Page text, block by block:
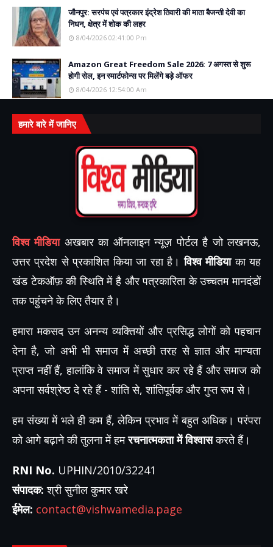
जौनपुर: सरपंच एवं पत्रकार इंद्रेश तिवारी की माता बैजन्ती देवी का
निधन, क्षेत्र में शोक की लहर
8/04/2026 02:41:00 Pm
Amazon Great Freedom Sale 2026: 7 अगस्त से शुरू
होगी सेल, इन स्मार्टफोन्स पर मिलेंगे बड़े ऑफर
8/04/2026 12:54:00 Am
हमारे बारे में जानिए
विश्व मीडियाअखबार का ऑनलाइन न्यूज़ पोर्टल है जो लखनऊ,
उत्तर प्रदेश से प्रकाशित किया जा रहा है।विश्व मीडियाका यह
खंड टेकऑफ़ की स्थिति में है और पत्रकारिता के उच्चतम मानदंडों
तक पहुंचने के लिए तैयार है।
हमारा मकसद उन अनन्य व्यक्तियों और प्रसिद्ध लोगों को पहचान
देना है, जो अभी भी समाज में अच्छी तरह से ज्ञात और मान्यता
प्राप्त नहीं हैं, हालांकि वे समाज में सुधार कर रहे हैं और समाज को
अपना सर्वश्रेष्ठ दे रहे हैं - शांति से, शांतिपूर्वक और गुप्त रूप से।
हम संख्या में भले ही कम हैं, लेकिन प्रभाव में बहुत अधिक। परंपरा
को आगे बढ़ाने की तुलना में हमरचनात्मकता में विश्वासकरते हैं।
RNI No. UPHIN/2010/32241
संपादक: श्री सुनील कुमार खरे
ईमेल: contact@vishwamedia.page